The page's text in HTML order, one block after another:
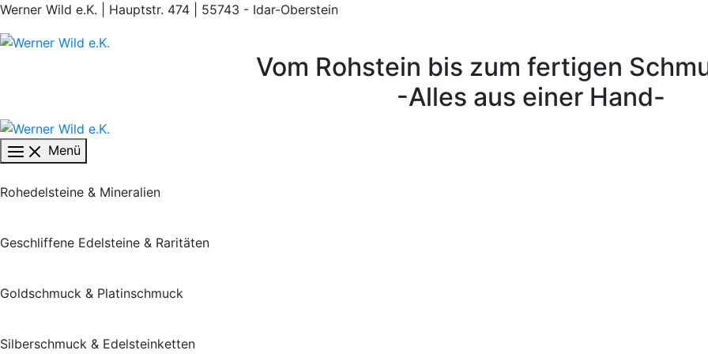
Zum
springen
Werner Wild e.K. | Hauptstr. 474 | 55743 - Idar-Oberstein
Vom Rohstein bis zum fertigen
-Alles aus einer Hand-
Menü
Rohedelsteine & Mineralien
Geschliffene Edelsteine & Raritäten
Goldschmuck & Platinschmuck
Silberschmuck & Edelsteinketten